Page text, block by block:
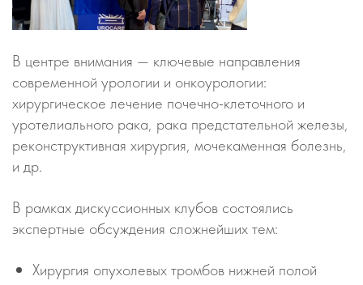
В центре внимания — ключевые направления
современной урологии и онкоурологии:
хирургическое лечение почечно-клеточного и
уротелиального рака, рака предстательной железы,
реконструктивная хирургия, мочекаменная болезнь,
и др.
В рамках дискуссионных клубов состоялись
экспертные обсуждения сложнейших тем:
Хирургия опухолевых тромбов нижней полой